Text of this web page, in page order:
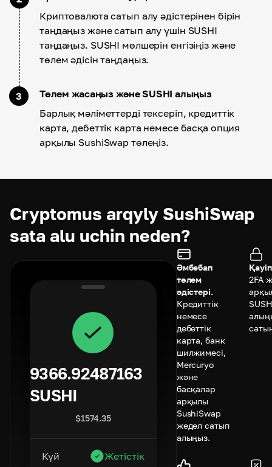
Криптовалюта сатып алу әдістерінен бірін
таңдаңыз және сатып алу үшін SUSHI
таңдаңыз. SUSHI мөлшерін енгізіңіз және
төлем әдісін таңдаңыз.
3
Төлем жасаңыз және SUSHI алыңыз
Барлық мәліметтерді тексеріп, кредиттік
карта, дебеттік карта немесе басқа опция
арқылы SushiSwap төлеңіз.
Cryptomus arqyly SushiSwap
sata alu uchin neden?
9366.92487163
SUSHI
$1574.35
Күй Жетістік
Әмбебап
төлем
әдістері.
Кредиттік
немесе
дебеттік
карта, банк
шилжимесі,
Mercuryo
және
басқалар
арқылы
SushiSwap
жедел сатып
алыңыз.
2FA